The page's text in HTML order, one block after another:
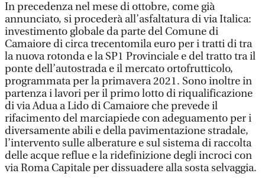
In precedenza nel mese di ottobre, come già
annunciato, si procederà all’asfaltatura di via Italica:
investimento globale da parte del Comune di
Camaiore di circa trecentomila euro per i tratti di tra
la nuova rotonda e la SP1 Provinciale e del tratto tra il
ponte dell’autostrada e il mercato ortofrutticolo,
programmata per la primavera 2021. Sono inoltre in
partenza i lavori per il primo lotto di riqualificazione
di via Adua a Lido di Camaiore che prevede il
rifacimento del marciapiede con adeguamento per i
diversamente abili e della pavimentazione stradale,
l’intervento sulle alberature e sul sistema di raccolta
delle acque reflue e la ridefinizione degli incroci con
via Roma Capitale per dissuadere alla sosta selvaggia.